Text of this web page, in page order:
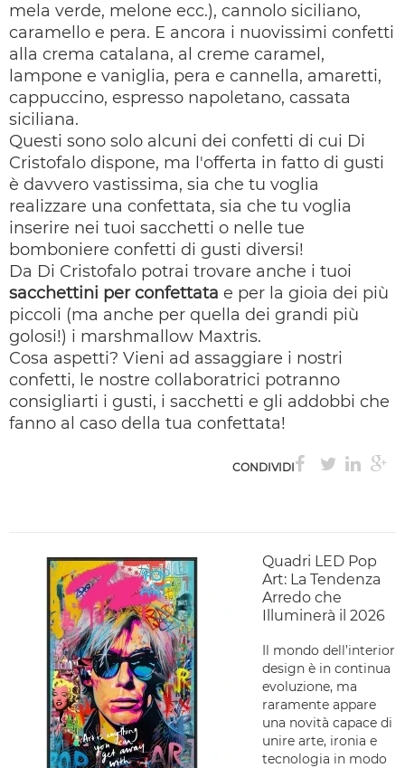
mela verde, melone ecc.), cannolo siciliano,
caramello e pera. E ancora i nuovissimi confetti
alla crema catalana, al creme caramel,
lampone e vaniglia, pera e cannella, amaretti,
cappuccino, espresso napoletano, cassata
siciliana.
Questi sono solo alcuni dei confetti di cui Di
Cristofalo dispone, ma l'offerta in fatto di gusti
è davvero vastissima, sia che tu voglia
realizzare una confettata, sia che tu voglia
inserire nei tuoi sacchetti o nelle tue
bomboniere confetti di gusti diversi!
Da Di Cristofalo potrai trovare anche i tuoi
sacchettini per confettata e per la gioia dei più
piccoli (ma anche per quella dei grandi più
golosi!) i marshmallow Maxtris.
Cosa aspetti? Vieni ad assaggiare i nostri
confetti, le nostre collaboratrici potranno
consigliarti i gusti, i sacchetti e gli addobbi che
fanno al caso della tua confettata!
CONDIVIDI
Quadri LED Pop
Art: La Tendenza
Arredo che
Illuminerà il 2026
Il mondo dell’interior
design è in continua
evoluzione, ma
raramente appare
una novità capace di
unire arte, ironia e
tecnologia in modo